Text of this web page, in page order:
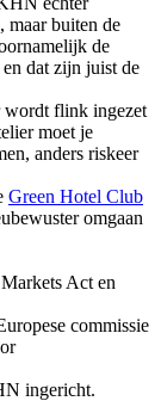
maar buiten de
de
dat zijn juist de
wordt flink ingezet
moet je
anders riskeer
Green Hotel Club
omgaan
Act en
commissie
ingericht.